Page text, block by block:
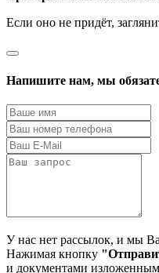
Если оно не придёт,
Напишите нам, мы
У нас нет рассылок, и мы
Нажимая кнопку
и документами